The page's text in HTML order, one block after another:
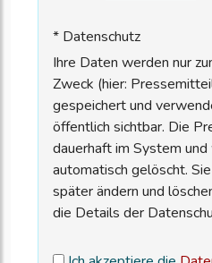
* Datenschutz
Ihre Daten werden nur
Zweck (hier:
gespeichert und
öffentlich sichtbar. Die
dauerhaft im System
automatisch gelöscht.
später ändern und
die Details der